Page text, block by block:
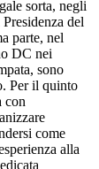
sorta, negli
del
parte, nel
DC nei
sono
Per il quinto
con
come
alla